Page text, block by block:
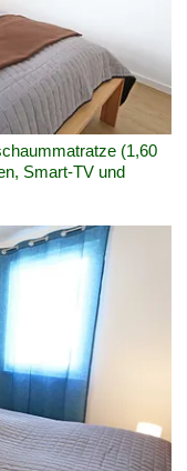
(1,60
Smart-TV und